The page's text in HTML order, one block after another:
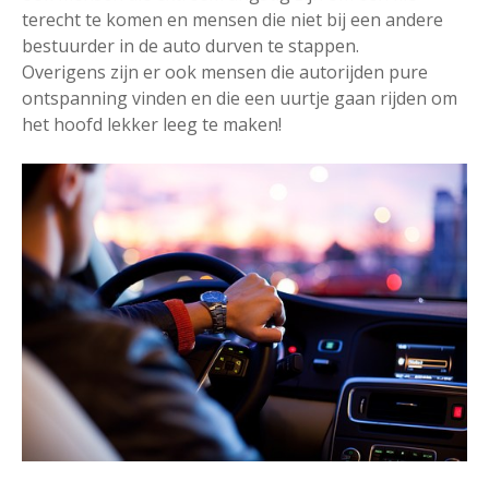
terecht te komen en mensen die niet bij een andere
bestuurder in de auto durven te stappen.
Overigens zijn er ook mensen die autorijden pure
ontspanning vinden en die een uurtje gaan rijden om
het hoofd lekker leeg te maken!